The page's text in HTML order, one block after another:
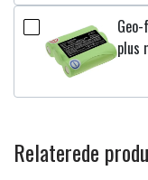
plus
Relaterede